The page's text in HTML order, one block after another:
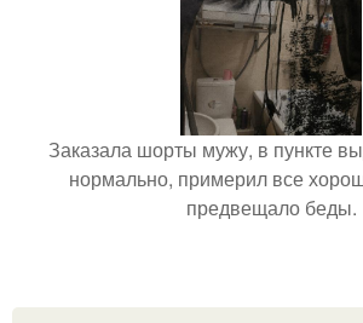
Заказала шорты мужу, в пункте
нормально, примерил все
предвещало беды.